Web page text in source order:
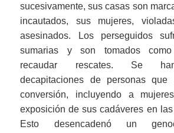
sucesivamente, sus casas son
incautados, sus mujeres,
asesinados. Los perseguidos
sumarias y son tomados
recaudar rescates. Se
decapitaciones de personas
conversión, incluyendo a
exposición de sus cadáveres en
Esto desencadenó un